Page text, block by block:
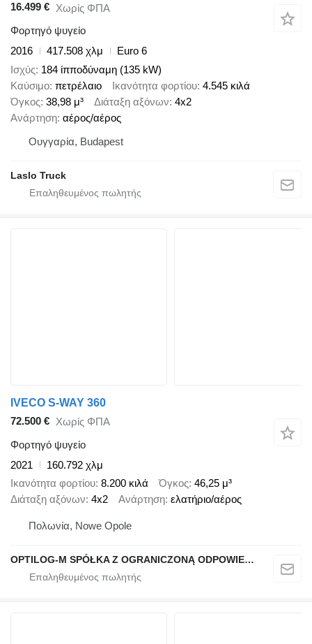
16.499 € Χωρίς ΦΠΑ
Φορτηγό ψυγείο
2016
417.508 χλμ
Euro 6
Ισχύς 184 ίπποδύναμη (135 kW)
Καύσιμο πετρέλαιο Ικανότητα φορτίου 4.545 κιλά
Όγκος 38,98 μ³ Διάταξη αξόνων 4x2
Ανάρτηση αέρος/αέρος
Ουγγαρία, Budapest
Laslo Truck
IVECO S-WAY 360
72.500 € Χωρίς ΦΠΑ
Φορτηγό ψυγείο
2021
160.792 χλμ
Ικανότητα φορτίου 8.200 κιλά Όγκος 46,25 μ³
Διάταξη αξόνων 4x2 Ανάρτηση ελατήριο/αέρος
Πολωνία, Nowe Opole
OPTILOG-M SPÓŁKA Z OGRANICZONĄ ODPOWIEDZIALNOŚCIĄ